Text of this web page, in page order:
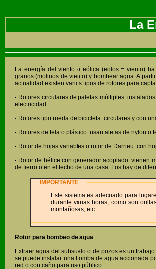
La
La energía del viento o eólica (eolos = viento)
granos (molinos de viento) y bombear agua. A
actualidad existen varios tipos de rotores para
· Rotores circulares de paletas múltiples:
electricidad.
· Rotores tipo rueda de bicicleta: circulares y con
· Rotores de tela o plástico: usan aletas de nylon o
· Rotor de hojas variables o rotor de Darrieu: con
· Rotor de hélice con generador acoplado: vienen
de fierro o en el techo de una casa. Los hay de
IMPORTANTE
Este sistema es adecuado para
durante varias horas, como son
montañosas, etc.
Rotor para bombeo de agua
Extraer agua del subsuelo o de pozos es un
se puede instalar una bomba de agua accionada
red o con caño para uso público.